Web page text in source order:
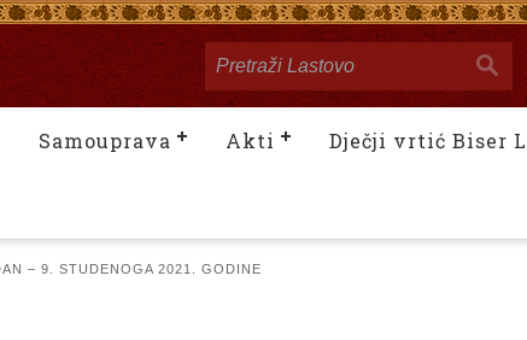
Samouprava Akti Dječji vrtić Biser
– 9. STUDENOGA 2021. GODINE